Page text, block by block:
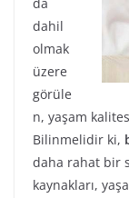
da
dahil
olmak
üzere
görüle
n, yaşam
Bilinmelidir ki,
daha rahat bir
kaynakları,